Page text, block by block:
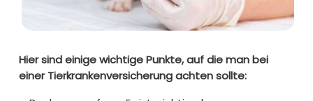
Hier sind einige wichtige Punkte, auf die man bei
einer Tierkrankenversicherung achten sollte: